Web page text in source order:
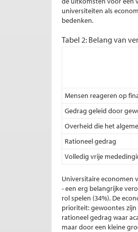
universiteiten als
bedenken.
Tabel 2: Belang van
Mensen reageren op
Gedrag geleid door
Overheid die het
Rationeel gedrag
Volledig vrije
Universitaire economen
- een erg belangrijke
rol spelen (34%). De
prioriteit: gewoontes zijn
rationeel gedrag waar
maar door een kleine